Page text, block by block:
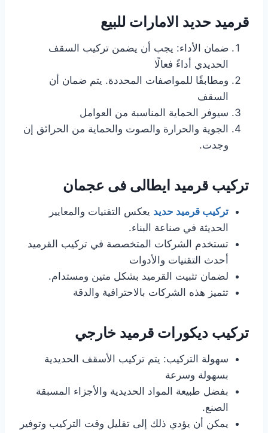
قرميد حديد الامارات للبيع
ضمان الأداء: يجب أن يضمن تركيب السقف
الحديدي أداءً فعالًا
ومطابقًا للمواصفات المحددة. يتم ضمان أن
السقف
سيوفر الحماية المناسبة من العوامل
الجوية والحرارة والصوت والحماية من الحرائق إن
وجدت.
تركيب قرميد ايطالى فى عجمان
تركيب قرميد حديد يعكس التقنيات والمعايير
الحديثة في صناعة البناء.
تستخدم الشركات المتخصصة في تركيب القرميد
أحدث التقنيات والأدوات
لضمان تثبيت القرميد بشكل متين ومستدام.
تتميز هذه الشركات بالاحترافية والدقة
تركيب ديكورات قرميد خارجي
سهولة التركيب: يتم تركيب الأسقف الحديدية
بسهولة وسرعة
بفضل طبيعة المواد الحديدية والأجزاء المسبقة
الصنع.
يمكن أن يؤدي ذلك إلى تقليل وقت التركيب وتوفير